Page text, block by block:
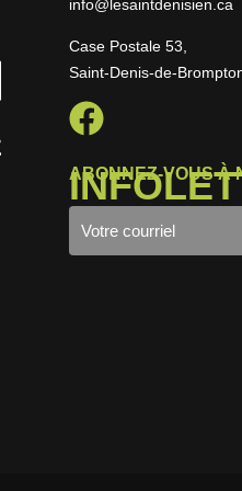
info@lesaintdenisien.ca
Case Postale 53,
Saint-Denis-de-
ABONNEZ-VOUS À